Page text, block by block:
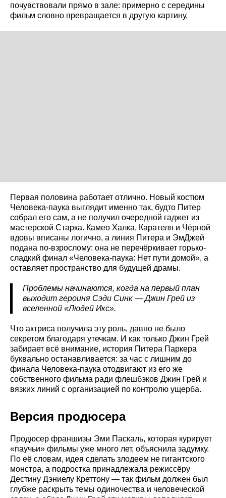
почувствовали прямо в зале: примерно с середины
фильм словно превращается в другую картину.
Первая половина работает отлично. Новый костюм
Человека-паука выглядит именно так, будто Питер
собрал его сам, а не получил очередной гаджет из
мастерской Старка. Камео Халка, Карателя и Чёрной
вдовы вписаны логично, а линия Питера и ЭмДжей
подана по-взрослому: она не перечёркивает горько-
сладкий финал «Человека-паука: Нет пути домой», а
оставляет пространство для будущей драмы.
Проблемы начинаются, когда на первый план
выходит героиня Сэди Синк — Джин Грей из
вселенной «Людей Икс».
Что актриса получила эту роль, давно не было
секретом благодаря утечкам. И как только Джин Грей
забирает всё внимание, история Питера Паркера
буквально останавливается: за час с лишним до
финала Человека-паука отодвигают из его же
собственного фильма ради флешбэков Джин Грей и
вязких линий с организацией по контролю ущерба.
Версия продюсера
Продюсер франшизы Эми Паскаль, которая курирует
«паучьи» фильмы уже много лет, объяснила задумку.
По её словам, идея сделать злодеем не гигантского
монстра, а подростка принадлежала режиссёру
Дестину Дэниелу Креттону — так фильм должен был
глубже раскрыть темы одиночества и человеческой